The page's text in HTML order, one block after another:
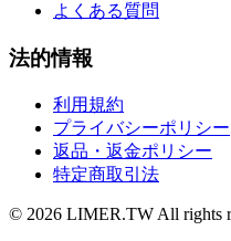
よくある質問
法的情報
利用規約
プライバシーポリシー
返品・返金ポリシー
特定商取引法
© 2026 LIMER.TW All rights